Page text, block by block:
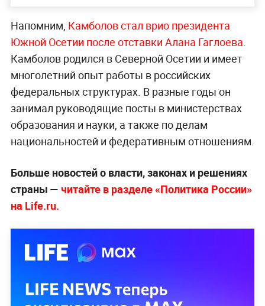
Напомним, Камболов стал врио президента
Южной Осетии после отставки Алана Гаглоева.
Камболов родился в Северной Осетии и имеет
многолетний опыт работы в российских
федеральных структурах. В разные годы он
занимал руководящие посты в министерствах
образования и науки, а также по делам
национальностей и федеративным отношениям.
Больше новостей о власти, законах и решениях
страны — читайте в разделе «Политика России»
на Life.ru.